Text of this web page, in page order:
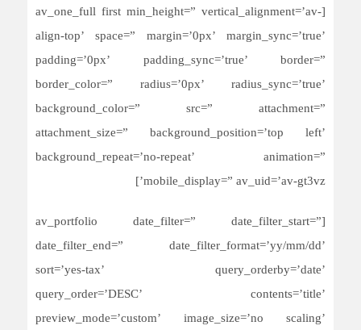
[av_one_full first min_height=” vertical_alignment=’av-
align-top’ space=” margin=’0px’ margin_sync=’true’
padding=’0px’ padding_sync=’true’ border=”
border_color=” radius=’0px’ radius_sync=’true’
background_color=” src=” attachment=”
attachment_size=” background_position=’top left’
background_repeat=’no-repeat’ animation=”
mobile_display=” av_uid=’av-gt3vz’]
[av_portfolio date_filter=” date_filter_start=”
date_filter_end=” date_filter_format=’yy/mm/dd’
sort=’yes-tax’ query_orderby=’date’
query_order=’DESC’ contents=’title’
preview_mode=’custom’ image_size=’no scaling’